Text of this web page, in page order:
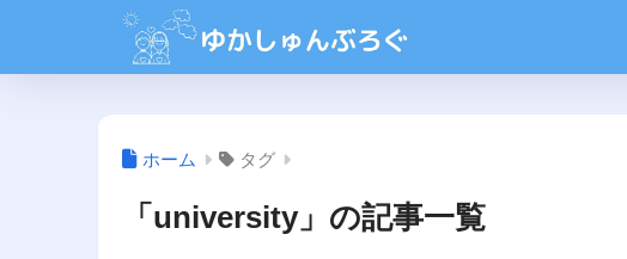
ホーム タグ
「university」の記事一覧